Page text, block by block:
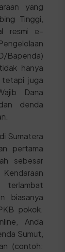
yang
Tinggi,
resmi e-
Bapenda)
hanya
tetapi juga
Dana
denda
Sumatera
pertama
sebesar
biasanya
pokok.
Anda
Sumut,
(contoh: